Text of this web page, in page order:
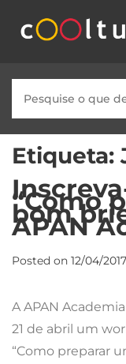
Etiqueta:
“Como
bom
APAN
Posted on 12/04/2017
A APAN
21 de abril um
“Como preparar